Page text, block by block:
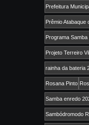
Prefeitura
Prêmio Atabaque
Programa
Projeto Terreiro
rainha da bateria
Rosana Pinto
Samba enredo
Sambódromodo